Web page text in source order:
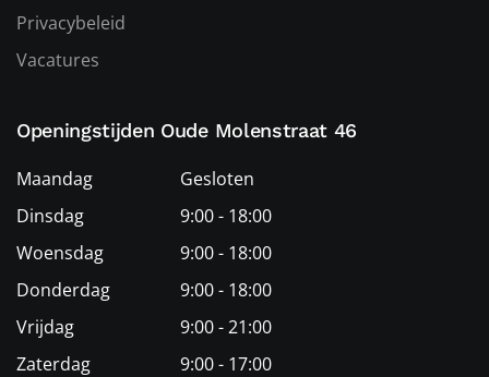
Privacybeleid
Vacatures
Openingstijden Oude Molenstraat 46
Maandag
Gesloten
Dinsdag
9:00 - 18:00
Woensdag
9:00 - 18:00
Donderdag
9:00 - 18:00
Vrijdag
9:00 - 21:00
Zaterdag
9:00 - 17:00